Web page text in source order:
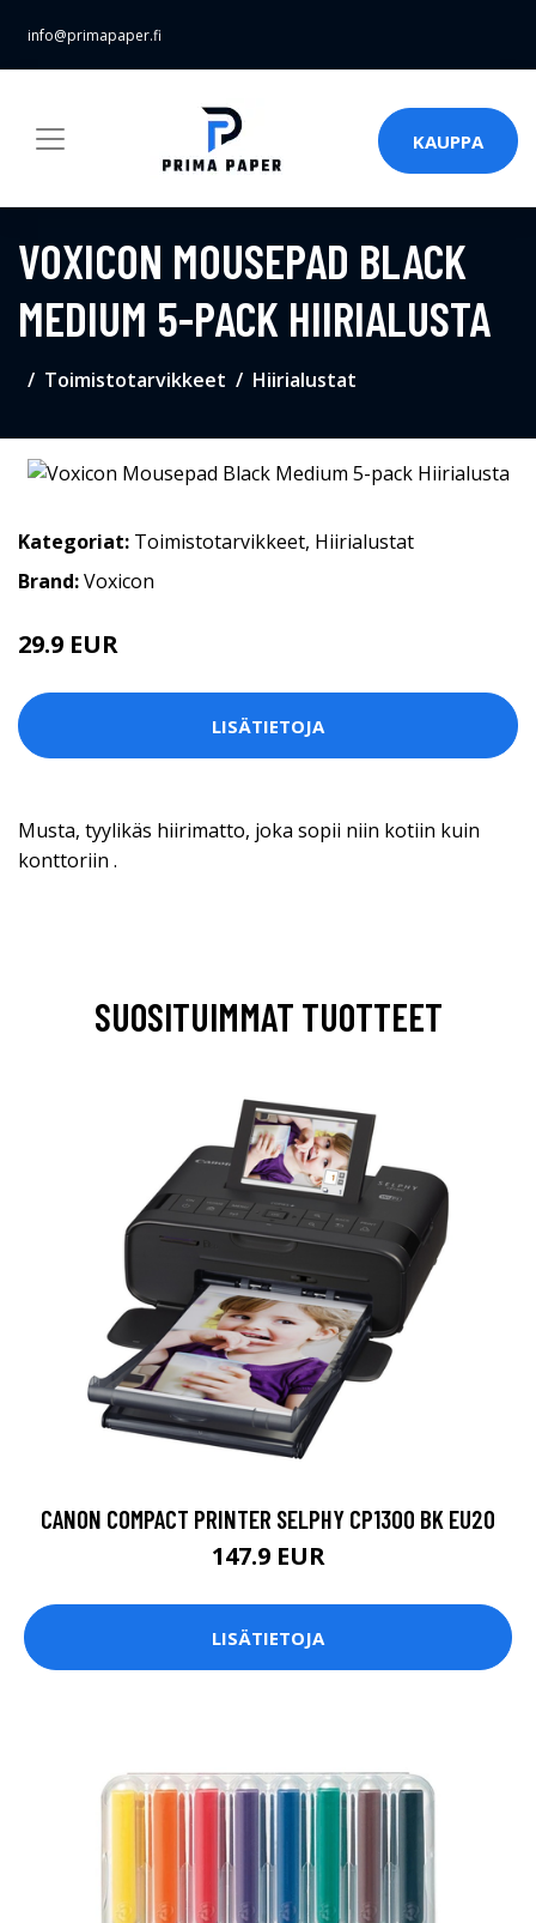
info@primapaper.fi
KAUPPA
VOXICON MOUSEPAD BLACK
MEDIUM 5-PACK HIIRIALUSTA
Toimistotarvikkeet Hiirialustat
Kategoriat: Toimistotarvikkeet, Hiirialustat
Brand:Voxicon
29.9 EUR
LISÄTIETOJA
Musta, tyylikäs hiirimatto, joka sopii niin kotiin kuin
konttoriin .
SUOSITUIMMAT TUOTTEET
CANON COMPACT PRINTER SELPHY CP1300 BK EU20
147.9 EUR
LISÄTIETOJA